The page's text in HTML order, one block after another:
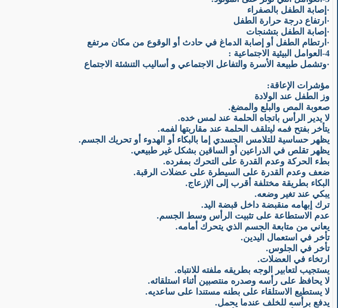
· إصابة الطفل بالصفراء
· ارتفاع درجة حرارة الطفل
· إصابة الطفل بتشنجات
· ارتطام الطفل أو إصابة الدماغ في حادث أو الوقوع من مكان مرتفع
4-العوامل البيئية الاجتماعية :
·وتشمل طبيعة الأسرة والتفاعل الاجتماعي و أساليب التنشئة الاجتماع
مؤشرات الإعاقة:
وز الطفل عند الولادة
صعوبة المص والبلع والمضغ.
لا يدير الرأس باتجاه الحلمة عند لمس خده.
يتأخر بفتح فمه ليتلقف الحلمة عند مقاربتها لفمه.
يظهر حساسية للتلامس الجسدي إما بالبكاء أو الهدوء أو تحريك الجسم.
يظهر تقلص في الذراعين أو الساقين بشكل غير طبيعي.
بطء الحركة وعدم القدرة على التحرك بمفرده.
ضعف وعدم القدرة على السيطرة على عضلات الرقبة.
البكاء بطريقة مختلفة أقرب إلى الإزعاج.
يبكي عند تغير وضعه.
ترك إبهامه منقبضة داخل قبضة اليد.
عدم الاستطاعة على تثبيت الرأس وسط الجسم.
يعاني من متابعة الجسم الذي يتحرك أمامه.
تأخر في استعمال اليدين.
تأخر في الجلوس.
ارتخاء في العضلات.
يستجيب لتعابير الوجه بطريقه ملفته للانتباه.
لا يحافظ على رأسه وصدره منتصبين أثناء استلقائه.
لا يستطيع الاستلقاء على بطنه مستندا على ساعديه.
يدفع برأسه للخلف عندما يحمل.